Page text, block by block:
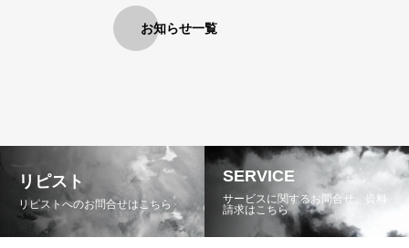
お知らせ一覧
リピスト
リピストへのお問合せはこちら
SERVICE
サービスに関するお問合せ、資料
請求はこちら